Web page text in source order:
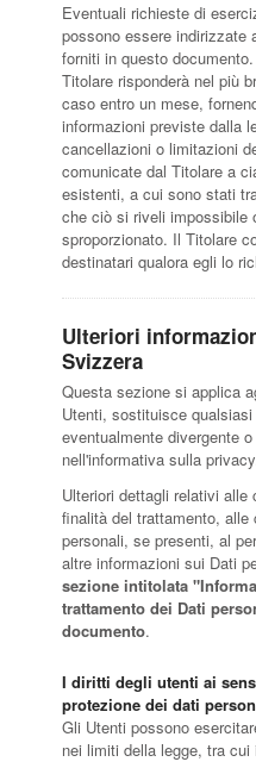
Eventuali richieste di
possono essere indirizzate
forniti in questo
Titolare risponderà nel più
caso entro un mese,
informazioni previste dalla
cancellazioni o limitazioni
comunicate dal Titolare a
esistenti, a cui sono stati
che ciò si riveli impossibile
sproporzionato. Il Titolare
destinatari qualora egli lo
Ulteriori
Svizzera
Questa sezione si applica
Utenti, sostituisce
eventualmente divergente
nell'informativa sulla
Ulteriori dettagli relativi
finalità del trattamento, alle
personali, se presenti, al
altre informazioni sui Dati
sezione intitolata
trattamento dei Dati
documento.
I diritti degli utenti ai
protezione dei dati
Gli Utenti possono
nei limiti della legge, tra cui